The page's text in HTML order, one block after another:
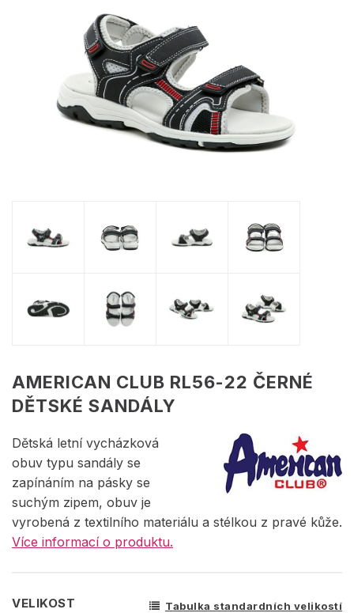
AMERICAN CLUB RL56-22 ČERNÉ
DĚTSKÉ SANDÁLY
Dětská letní vycházková
obuv typu sandály se
zapínáním na pásky se
suchým zipem, obuv je
vyrobená z textilního materiálu a stélkou z pravé kůže.
Více informací o produktu.
VELIKOST Tabulka standardních velikostí